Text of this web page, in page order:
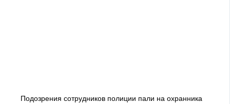
Подозрения сотрудников полиции пали на охранника